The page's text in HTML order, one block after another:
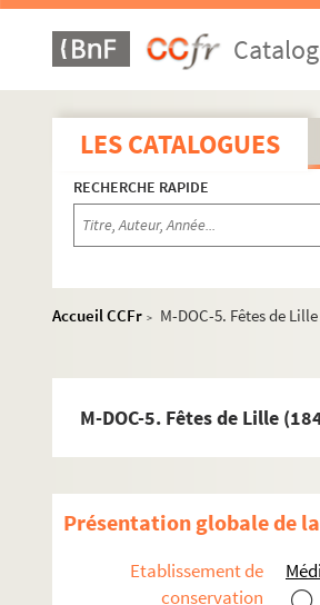
LES CATALOGUES
RECHERCHE RAPIDE
Accueil CCFr >
M-DOC-5. Fêtes de
M-DOC-5. Fêtes de Lille
Présentation globale de
Etablissement de
conservation